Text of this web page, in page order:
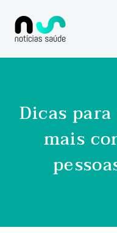
Dicas
mais